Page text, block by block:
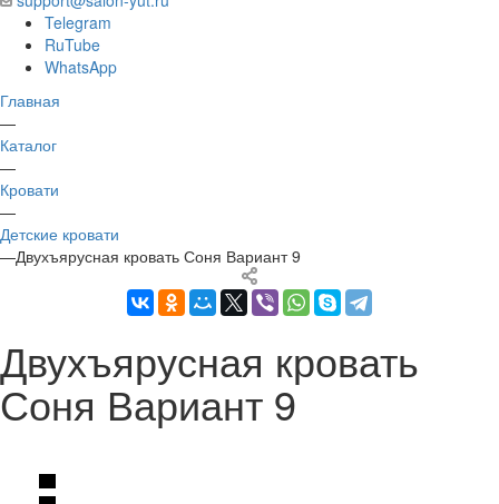
Telegram
RuTube
WhatsApp
Главная
—
Каталог
—
Кровати
—
Детские кровати
—Двухъярусная кровать Соня Вариант 9
Двухъярусная кровать
Соня Вариант 9